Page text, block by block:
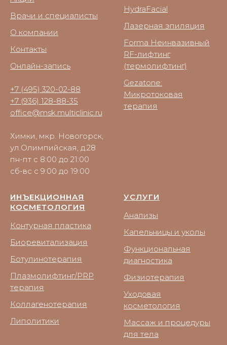
Врачи и специалисты
О компании
Контакты
Онлайн-запись
+7 (495) 320-02-88
+7 (936) 128-88-35
office@msk.multiclinic.ru
Химки, мкр. Новогорск,
ул.Олимпийская, д.28
пн-пт с 8:00 до 21:00
сб-вс с 9:00 до 19:00
HydraFacial
Лазерная эпиляция
Forma Неинвазивный
RF-лифтинг
(термолифтинг)
Gezatone:
Микротоковая
терапия
ИНЪЕКЦИОННАЯ
КОСМЕТОЛОГИЯ
Контурная пластика
Биоревитализация
Ботулинотерапия
Плазмолифтинг/PRP
терапия
Коллагенотерапия
Липолитики
УСЛУГИ
Анализы
Капельницы и уколы
Функциональная
диагностика
Физиотерапия
Уходовая
косметология
Массаж и процедуры
для тела